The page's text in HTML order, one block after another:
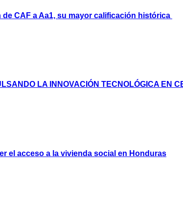
CAF a Aa1, su mayor calificación histórica
LA INNOVACIÓN TECNOLÓGICA EN
el acceso a la vivienda social en Honduras